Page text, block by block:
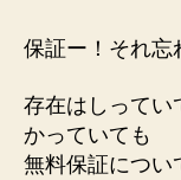
保証ー！それ忘
存在はしってい
かっていても
無料保証につい